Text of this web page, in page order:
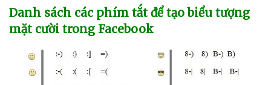
Danh sách các phím tắt để tạo biểu tượng
mặt cười trong Facebook